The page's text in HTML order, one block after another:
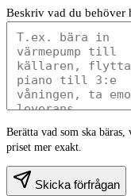
Beskriv vad du behöver
Berätta vad som ska
priset mer exakt.
Skicka förfrågan